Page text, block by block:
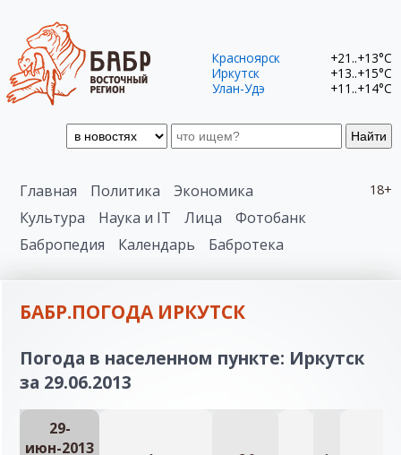
Найти
Красноярск
+21..+13°C
Иркутск
+13..+15°C
Улан-Удэ
+11..+14°C
18+
Главная Политика
Экономика
Культура
Наука и IT Лица
Фотобанк
Бабропедия
Календарь Бабротека
БАБР.ПОГОДА ИРКУТСК
Погода в населенном пункте: Иркутск
за 29.06.2013
29-
июн-2013